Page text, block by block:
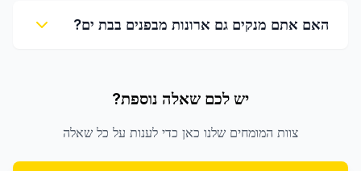
האם אתם מנקים גם ארונות מבפנים בבת ים?
יש לכם שאלה נוספת?
צוות המומחים שלנו כאן כדי לענות על כל שאלה